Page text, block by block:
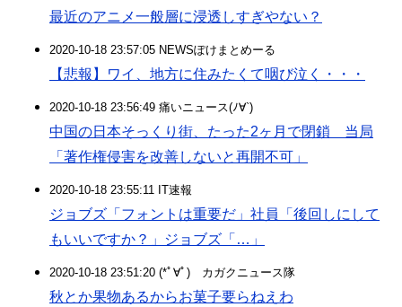
最近のアニメ一般層に浸透しすぎやない？
2020-10-18 23:57:05 NEWSぽけまとめーる
【悲報】ワイ、地方に住みたくて咽び泣く・・・
2020-10-18 23:56:49 痛いニュース(ﾉ∀`)
中国の日本そっくり街、たった2ヶ月で閉鎖 当局
「著作権侵害を改善しないと再開不可」
2020-10-18 23:55:11 IT速報
ジョブズ「フォントは重要だ」社員「後回しにして
もいいですか？」ジョブズ「…」
2020-10-18 23:51:20 (*ﾟ∀ﾟ)ゞカガクニュース隊
秋とか果物あるからお菓子要らねえわ